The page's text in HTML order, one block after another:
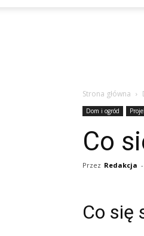
Strona główna
Dom i ogród
Co
Przez Redakcja -
Co się